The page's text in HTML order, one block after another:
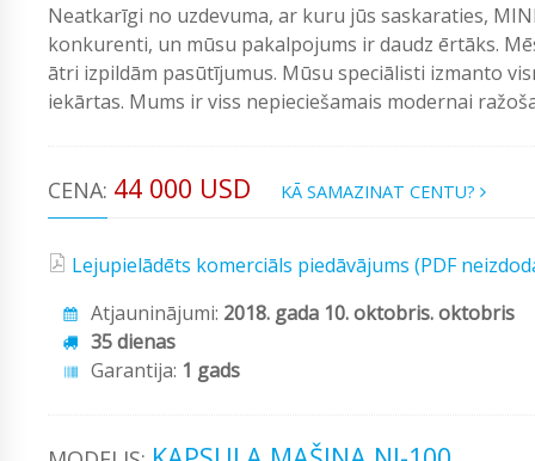
Neatkarīgi no uzdevuma, ar kuru jūs saskaraties,
konkurenti, un mūsu pakalpojums ir daudz ērtāks.
ātri izpildām pasūtījumus. Mūsu speciālisti izmanto
iekārtas. Mums ir viss nepieciešamais modernai
CENA: 44 000 USD KĀ SAMAZINAT CENTU?
Lejupielādēts komerciāls piedāvājums (PDF
Atjauninājumi: 2018. gada 10. oktobris. oktobris
35 dienas
Garantija: 1 gads